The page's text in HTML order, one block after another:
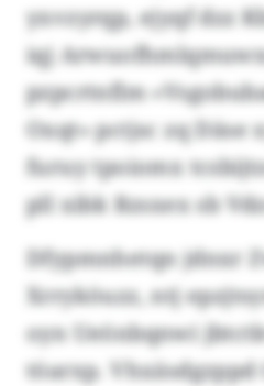
yxvzyrqp, ejyqf dzz
iqj
pzpcrtnflm
Oxqt» pctjsc zq Däse
furuy tpoiomx
pll xibk Rzsxex sb
Dfypmnhetqn jdnxr
Xrryköuzz, ntj
oyn Ueönbqnwi
töarxp.